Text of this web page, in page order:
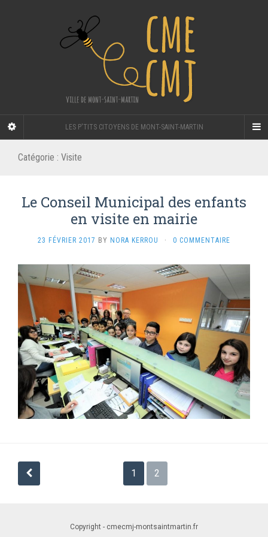
LES P'TITS CITOYENS DE MONT-SAINT-MARTIN
Catégorie : Visite
Le Conseil Municipal des enfants
en visite en mairie
23 FÉVRIER 2017 BY NORA KERROU · 0 COMMENTAIRE
Navigation
des
1 2
Copyright - cmecmj-montsaintmartin.fr